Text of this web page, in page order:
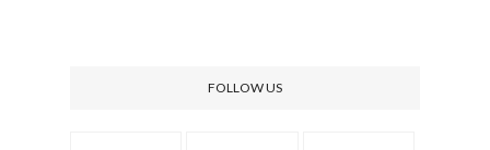
FOLLOW US